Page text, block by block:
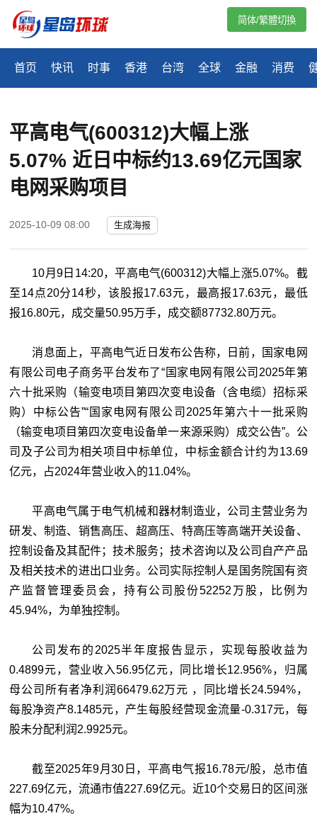
首页 快讯 时事 香港 台湾 全球 金融 消费
简体/繁體切換
平高电气(600312)大幅上涨
5.07% 近日中标约13.69亿元国家
电网采购项目
2025-10-09 08:00 生成海报
10月9日14:20，平高电气(600312)大幅上涨5.07%。截
至14点20分14秒，该股报17.63元，最高报17.63元，最低
报16.80元，成交量50.95万手，成交额87732.80万元。
消息面上，平高电气近日发布公告称，日前，国家电网
有限公司电子商务平台发布了“国家电网有限公司2025年第
六十批采购（输变电项目第四次变电设备（含电缆）招标采
购）中标公告”“国家电网有限公司2025年第六十一批采购
（输变电项目第四次变电设备单一来源采购）成交公告”。公
司及子公司为相关项目中标单位，中标金额合计约为13.69
亿元，占2024年营业收入的11.04%。
平高电气属于电气机械和器材制造业，公司主营业务为
研发、制造、销售高压、超高压、特高压等高端开关设备、
控制设备及其配件；技术服务；技术咨询以及公司自产产品
及相关技术的进出口业务。公司实际控制人是国务院国有资
产监督管理委员会，持有公司股份52252万股，比例为
45.94%，为单独控制。
公司发布的2025半年度报告显示，实现每股收益为
0.4899元，营业收入56.95亿元，同比增长12.956%，归属
母公司所有者净利润66479.62万元 ，同比增长24.594%，
每股净资产8.1485元，产生每股经营现金流量-0.317元，每
股未分配利润2.9925元。
截至2025年9月30日，平高电气报16.78元/股，总市值
227.69亿元，流通市值227.69亿元。近10个交易日的区间涨
幅为10.47%。